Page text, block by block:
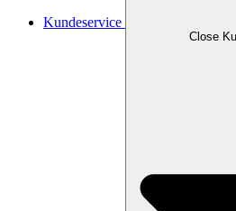
Kundeservice
Close